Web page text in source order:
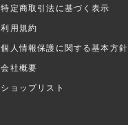
特定商取引法に基づく表示
利用規約
個人情報保護に関する基本方針
会社概要
ショップリスト